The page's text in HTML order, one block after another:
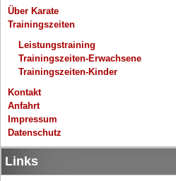
Über Karate
Trainingszeiten
Leistungstraining
Trainingszeiten-Erwachsene
Trainingszeiten-Kinder
Kontakt
Anfahrt
Impressum
Datenschutz
Links